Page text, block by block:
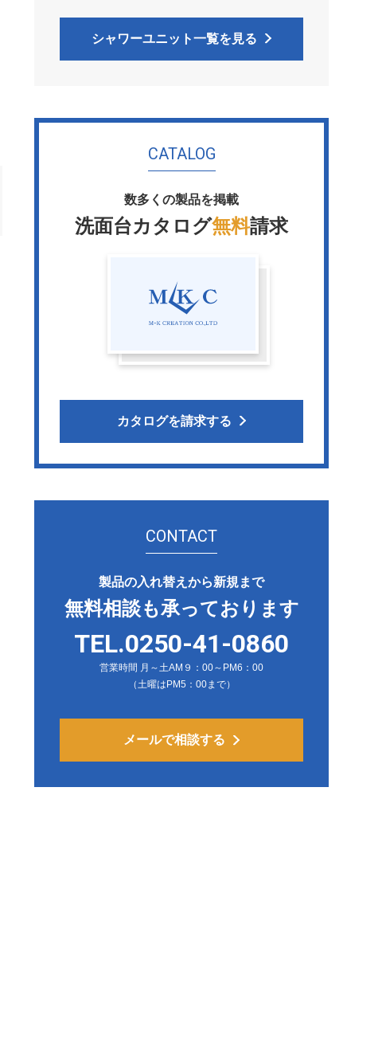
シャワーユニット一覧を見る
CATALOG
数多くの製品を掲載
洗面台カタログ無料請求
カタログを請求する
CONTACT
製品の入れ替えから新規まで
無料相談も承っております
TEL.0250-41-0860
営業時間 月～土AM９：00～PM6：00
（土曜はPM5：00まで）
メールで相談する